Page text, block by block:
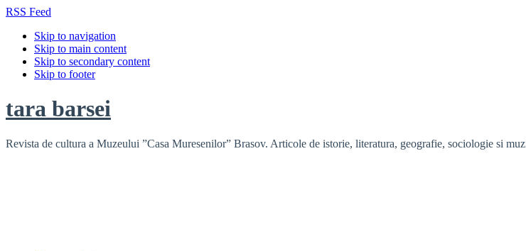
RSS Feed
Skip to navigation
Skip to main content
Skip to secondary content
Skip to footer
tara barsei
Revista de cultura a Muzeului ”Casa Muresenilor” Brasov. Articole de istorie, literatura, geografie, sociologie si